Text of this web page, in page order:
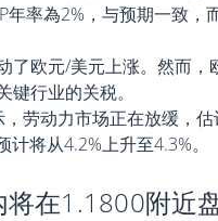
率為2%，与预期一致，
了欧元/美元上涨。然而，
行业的关税。
劳动力市场正在放缓，
将从4.2%上升至4.3%。
在1.1800附近